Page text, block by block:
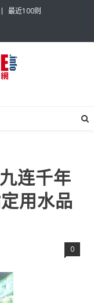
最近100则
连千年
用水品
0